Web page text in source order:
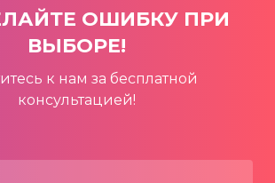
ОШИБКУ ПРИ
ВЫБОРЕ!
к нам за бесплатной
консультацией!